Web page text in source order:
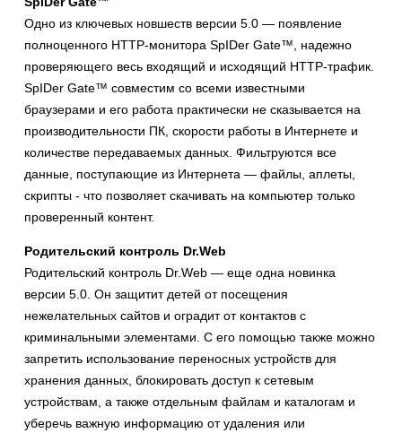
Одно из ключевых новшеств версии 5.0 — появление
полноценного HTTP-монитора SpIDer Gate™, надежно
проверяющего весь входящий и исходящий HTTP-трафик.
SpIDer Gate™ совместим со всеми известными
браузерами и его работа практически не сказывается на
производительности ПК, скорости работы в Интернете и
количестве передаваемых данных. Фильтруются все
данные, поступающие из Интернета — файлы, аплеты,
скрипты - что позволяет скачивать на компьютер только
проверенный контент.
Родительский контроль Dr.Web
Родительский контроль Dr.Web — еще одна новинка
версии 5.0. Он защитит детей от посещения
нежелательных сайтов и оградит от контактов с
криминальными элементами. С его помощью также можно
запретить использование переносных устройств для
хранения данных, блокировать доступ к сетевым
устройствам, а также отдельным файлам и каталогам и
уберечь важную информацию от удаления или